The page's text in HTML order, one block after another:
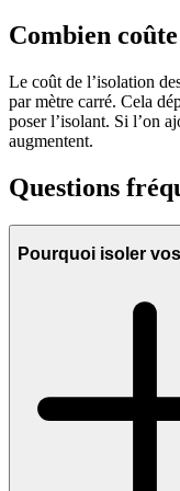
Combien
Le coût de l’isolation
par mètre carré. Cela
poser l’isolant. Si l’on
augmentent.
Questions
Pourquoi isoler